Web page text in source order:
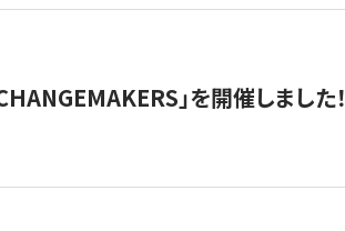
」を開催しました！